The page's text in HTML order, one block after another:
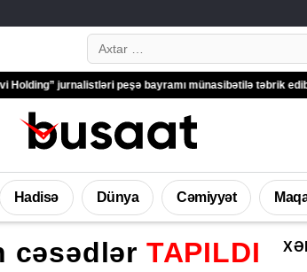
Search…
jurnalistləri peşə bayramı münasibətilə təbrik edib –
Hadisə Dünya Cəmiyyət
cəsədlər TAPILDI